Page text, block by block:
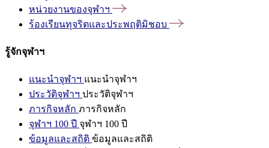
หน่วยงานของจุฬาฯ
ร้องเรียนทุจริตและประพฤติมิชอบ
รู้จักจุฬาฯ
แนะนำจุฬาฯ แนะนำจุฬาฯ
ประวัติจุฬาฯ ประวัติจุฬาฯ
ภารกิจหลัก ภารกิจหลัก
จุฬาฯ 100 ปี จุฬาฯ 100 ปี
ข้อมูลและสถิติ ข้อมูลและสถิติ